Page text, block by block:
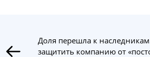
Доля перешла к
защитить компанию от